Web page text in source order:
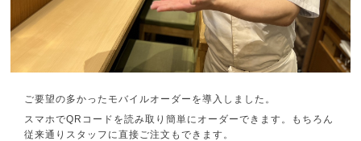
ご要望の多かったモバイルオーダーを導入しました。
スマホでQRコードを読み取り簡単にオーダーできます。もちろん
従来通りスタッフに直接ご注文もできます。